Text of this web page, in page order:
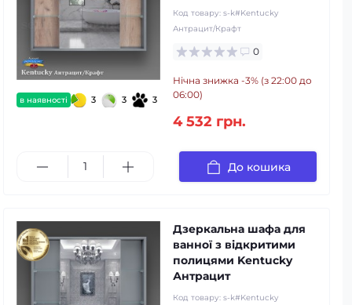
в наявності 3 3 3
Код товару: s-k#Kentucky
Антрацит/Крафт
0
Нічна знижка -3% (з 22:00 до
06:00)
4 532 грн.
До кошика
Дзеркальна шафа для
ванної з відкритими
полицями Kentucky
Антрацит
Код товару: s-k#Kentucky